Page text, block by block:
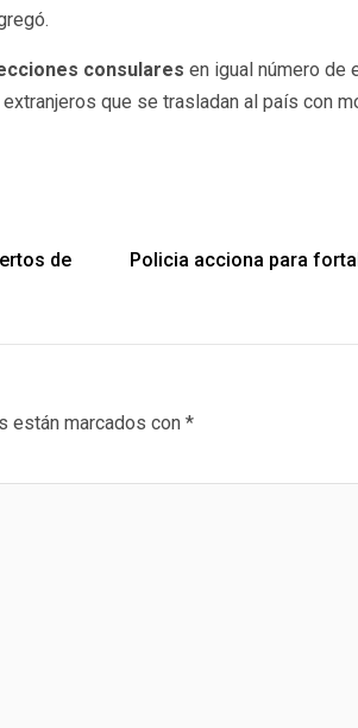
consulares en igual número de
que se trasladan al país con
de
Policia acciona para
están marcados con *